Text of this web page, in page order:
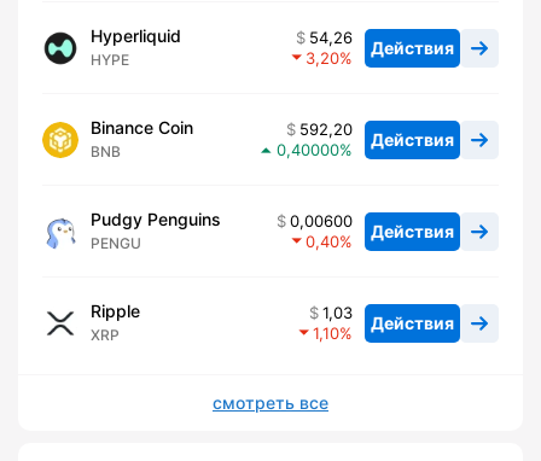
Hyperliquid
HYPE
54,26
3,20
Действия
Binance Coin
BNB
592,20
0,40000
Действия
Pudgy Penguins
PENGU
0,00600
0,40
Действия
Ripple
XRP
1,03
1,10
Действия
смотреть все